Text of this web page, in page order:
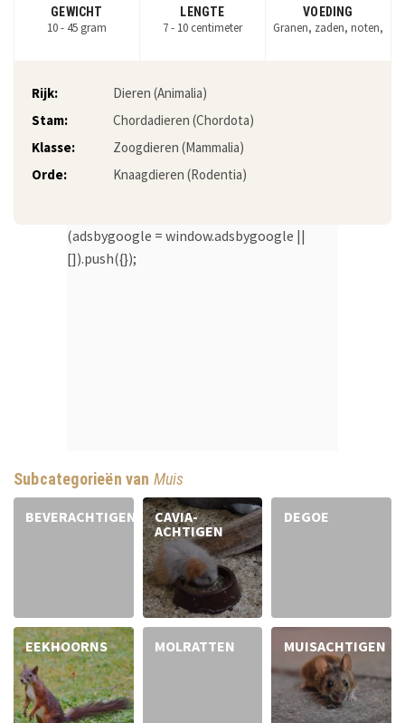
GEWICHT
10 - 45 gram
LENGTE
7 - 10 centimeter
VOEDING
Granen, zaden, noten,
Rijk:
Dieren (Animalia)
Stam:
Chordadieren (Chordota)
Klasse:
Zoogdieren (Mammalia)
Orde:
Knaagdieren (Rodentia)
(adsbygoogle = window.adsbygoogle ||
[]).push({});
Subcategorieën van Muis
BEVERACHTIGEN
CAVIA-
ACHTIGEN
DEGOE
EEKHOORNS MOLRATTEN MUISACHTIGEN